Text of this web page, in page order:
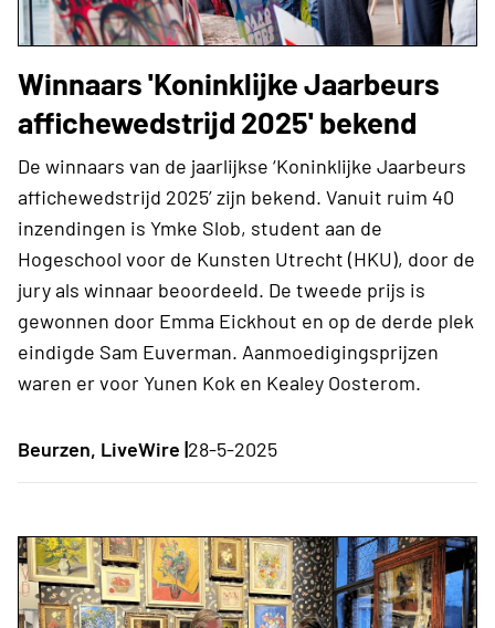
Winnaars 'Koninklijke Jaarbeurs
affichewedstrijd 2025' bekend
De winnaars van de jaarlijkse ‘Koninklijke Jaarbeurs
affichewedstrijd 2025’ zijn bekend. Vanuit ruim 40
inzendingen is Ymke Slob, student aan de
Hogeschool voor de Kunsten Utrecht (HKU), door de
jury als winnaar beoordeeld. De tweede prijs is
gewonnen door Emma Eickhout en op de derde plek
eindigde Sam Euverman. Aanmoedigingsprijzen
waren er voor Yunen Kok en Kealey Oosterom.
Beurzen, LiveWire |28-5-2025